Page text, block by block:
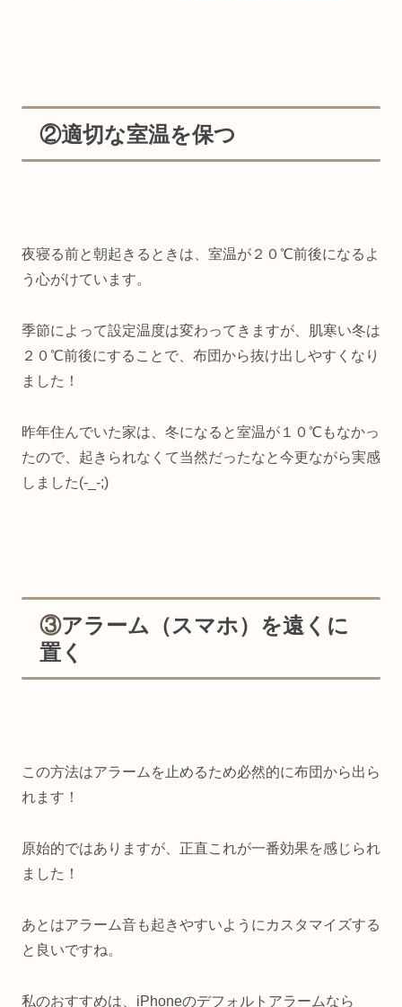
②適切な室温を保つ
夜寝る前と朝起きるときは、室温が２０℃前後になるよ
う心がけています。
季節によって設定温度は変わってきますが、肌寒い冬は
２０℃前後にすることで、布団から抜け出しやすくなり
ました！
昨年住んでいた家は、冬になると室温が１０℃もなかっ
たので、起きられなくて当然だったなと今更ながら実感
しました(-_-;)
③アラーム（スマホ）を遠くに
置く
この方法はアラームを止めるため必然的に布団から出ら
れます！
原始的ではありますが、正直これが一番効果を感じられ
ました！
あとはアラーム音も起きやすいようにカスタマイズする
と良いですね。
私のおすすめは、iPhoneのデフォルトアラームなら